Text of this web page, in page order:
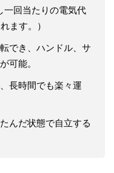
一回当たりの電気代
ます。）
でき、ハンドル、サ
可能。
長時間でも楽々運
んだ状態で自立する